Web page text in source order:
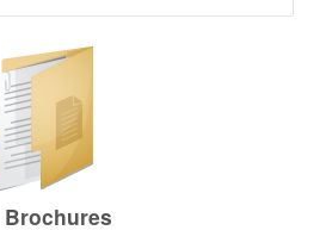
Brochures